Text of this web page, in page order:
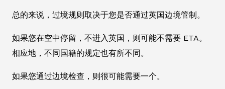
总的来说，过境规则取决于您是否通过英国边境管制。
如果您在空中停留，不进入英国，则可能不需要 ETA。
相应地，不同国籍的规定也有所不同。
如果您通过边境检查，则很可能需要一个。